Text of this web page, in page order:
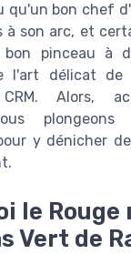
qu'un bon chef
à son arc, et
pinceau à
l'art délicat de
Alors,
y dénicher
le Rouge
Vert de